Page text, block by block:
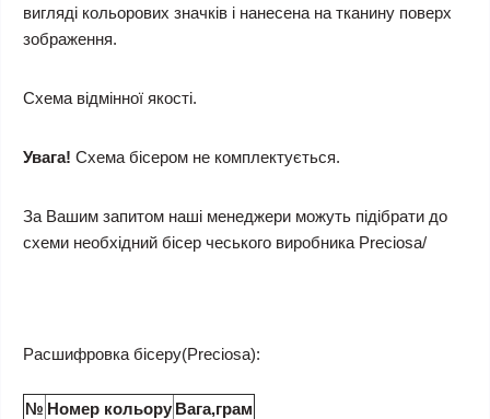
вигляді кольорових значків і нанесена на тканину поверх
зображення.
Схема відмінної якості.
Увага! Схема бісером не комплектується.
За Вашим запитом наші менеджери можуть підібрати до
схеми необхідний бісер чеського виробника Preciosa/
Расшифровка бісеру(Preciosa):
№ Номер кольору Вага,грам